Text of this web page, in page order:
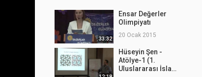
33:32
Ensar Değerler
Olimpiyatı
20 Ocak 2015
Hüseyin Şen -
Atölye-1 (1.
Uluslararası İslam